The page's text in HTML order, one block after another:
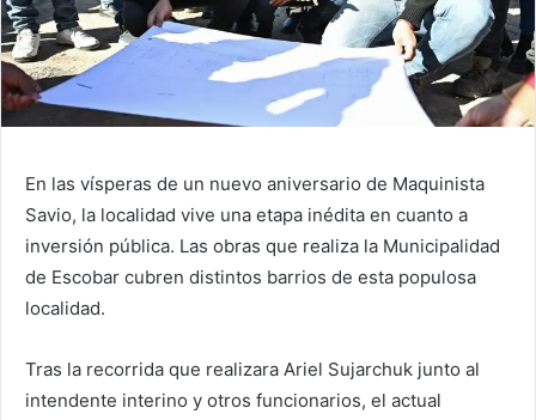
En las vísperas de un nuevo aniversario de Maquinista
Savio, la localidad vive una etapa inédita en cuanto a
inversión pública. Las obras que realiza la Municipalidad
de Escobar cubren distintos barrios de esta populosa
localidad.
Tras la recorrida que realizara Ariel Sujarchuk junto al
intendente interino y otros funcionarios, el actual